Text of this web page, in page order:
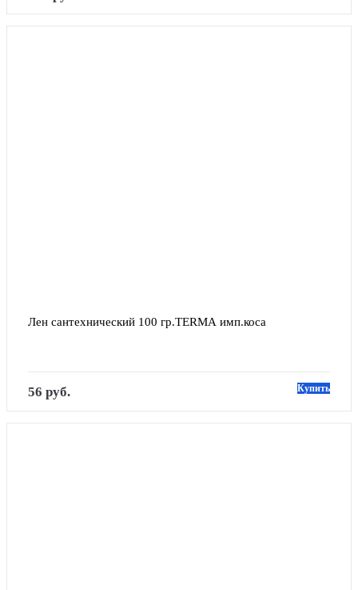
Лен сантехнический 100 гр.TERMA имп.коса
56 руб. Купить